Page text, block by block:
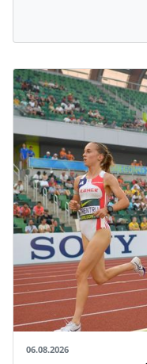
06.08.2026